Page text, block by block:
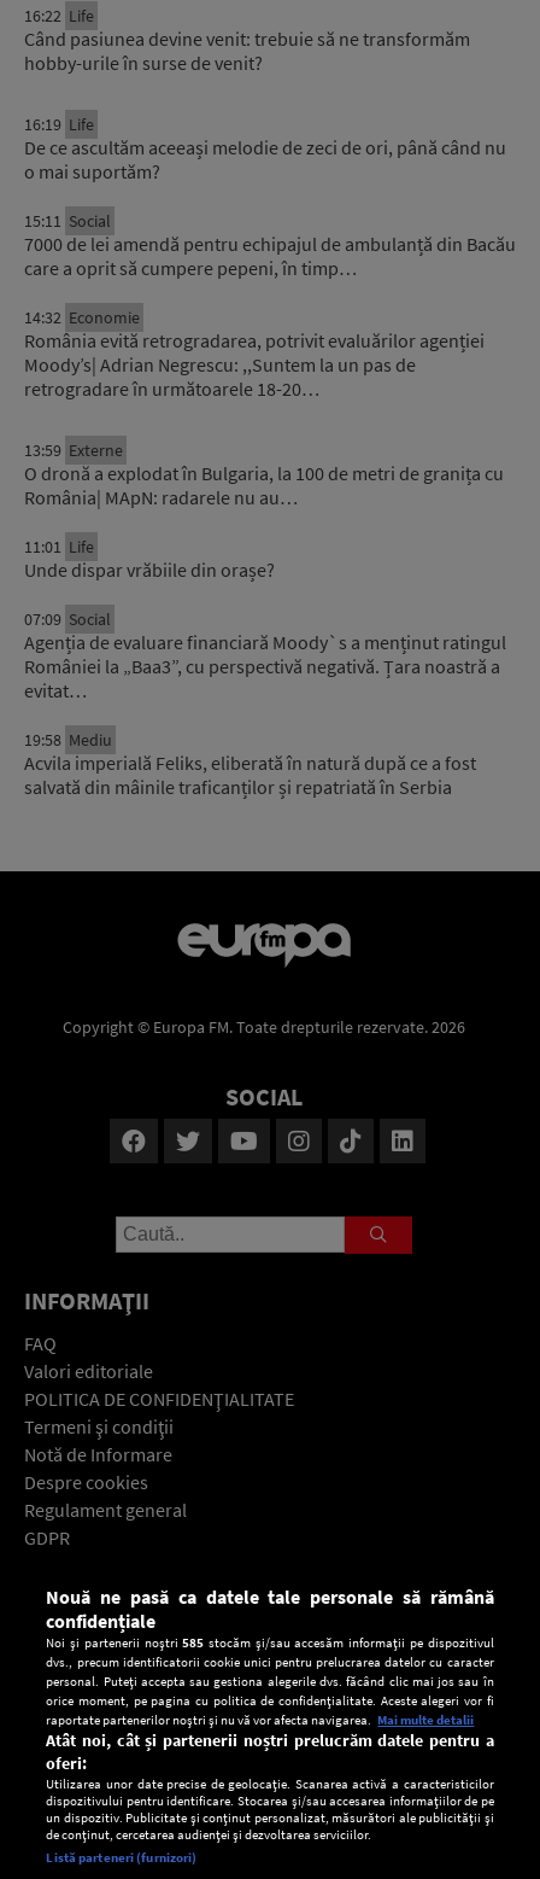
16:22 Life
Când pasiunea devine venit: trebuie să ne transformăm
hobby-urile în surse de venit?
16:19 Life
De ce ascultăm aceeași melodie de zeci de ori, până când nu
o mai suportăm?
15:11 Social
7000 de lei amendă pentru echipajul de ambulanță din Bacău
care a oprit să cumpere pepeni, în timp…
14:32 Economie
România evită retrogradarea, potrivit evaluărilor agenției
Moody’s| Adrian Negrescu: ,,Suntem la un pas de
retrogradare în următoarele 18-20…
13:59 Externe
O dronă a explodat în Bulgaria, la 100 de metri de granița cu
România| MApN: radarele nu au…
11:01 Life
Unde dispar vrăbiile din orașe?
07:09 Social
Agenția de evaluare financiară Moody`s a menținut ratingul
României la „Baa3”, cu perspectivă negativă. Țara noastră a
evitat…
19:58 Mediu
Acvila imperială Feliks, eliberată în natură după ce a fost
salvată din mâinile traficanților și repatriată în Serbia
Copyright © Europa FM. Toate drepturile rezervate. 2026
SOCIAL
INFORMAŢII
FAQ
Valori editoriale
POLITICA DE CONFIDENŢIALITATE
Termeni şi condiţii
Notă de Informare
Despre cookies
Regulament general
GDPR
Descarcă gratuit aplicaţia Europa FM pentru smartphone:
Setări:
Nouă ne pasă ca datele tale personale să rămână
confidențiale
Noi și partenerii noștri585 stocăm și/sau accesăm informații pe dispozitivul
dvs., precum identificatorii cookie unici pentru prelucrarea datelor cu caracter
personal. Puteți accepta sau gestiona alegerile dvs. făcând clic mai jos sau în
orice moment, pe pagina cu politica de confidențialitate. Aceste alegeri vor fi
raportate partenerilor noștri și nu vă vor afecta navigarea. Mai multe detalii
Atât noi, cât și partenerii noștri prelucrăm datele pentru a
oferi:
Utilizarea unor date precise de geolocație. Scanarea activă a caracteristicilor
dispozitivului pentru identificare. Stocarea și/sau accesarea informațiilor de pe
un dispozitiv. Publicitate și conținut personalizat, măsurători ale publicității și
de conținut, cercetarea audienței și dezvoltarea serviciilor.
Listă parteneri (furnizori)